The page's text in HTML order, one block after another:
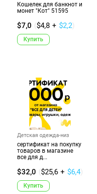
Кошелек для банкнот и
монет "Кот" 51595
$7,0 ($4,8 + $2,2)
Купить
Детская одежда-низ
сертификат на покупку
товаров в магазине
все для д...
$32,0 ($25,6 + $6,4)
Купить